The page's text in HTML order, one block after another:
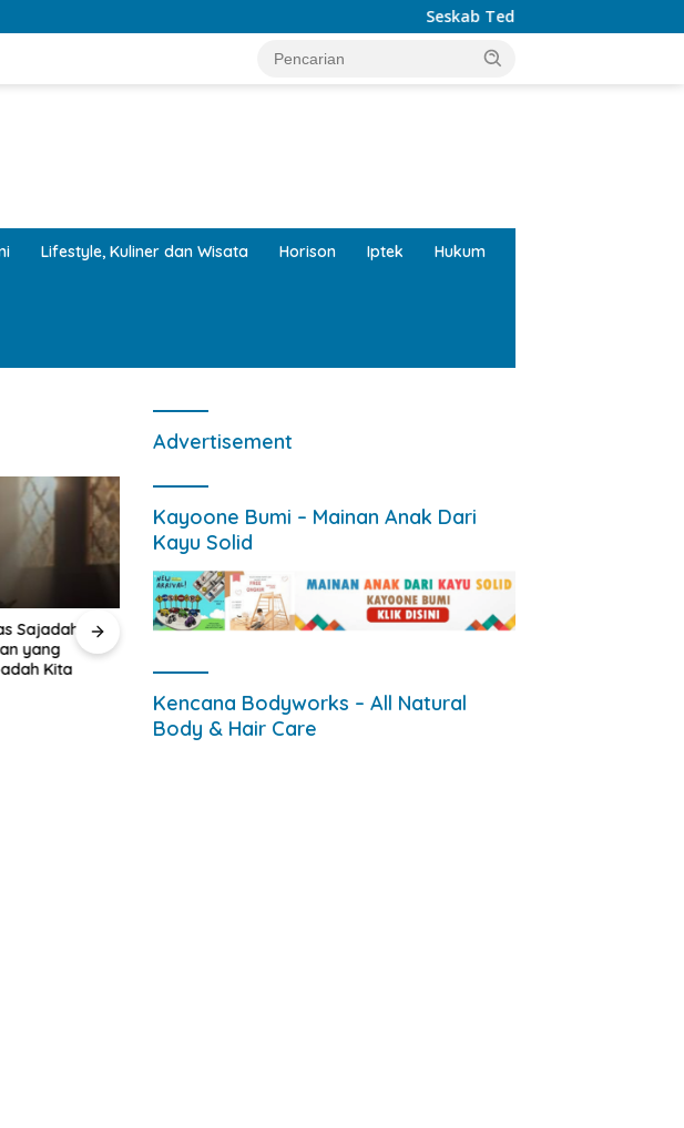
Seskab Teddy: Presiden Terima Laporan
Lifestyle, Kuliner dan Wisata Horison Iptek Hukum
Sajadah:
yang
Kita
Kemeriahan Heroes #4 Di HUT
Malang
Semoga State Capture Baru
Advertisement
Kayoone Bumi – Mainan Anak Dari
Kayu Solid
Kencana Bodyworks – All Natural
Body & Hair Care